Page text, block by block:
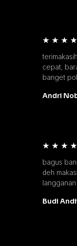
★ ★ ★ ★
cepat,
banget
Andri
★ ★ ★ ★
bagus
deh
langganan
Budi